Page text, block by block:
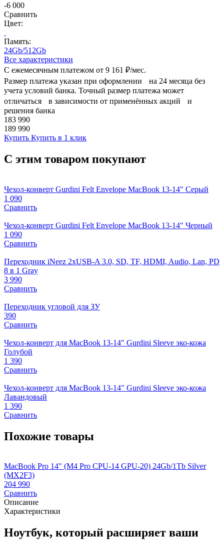
-6 000
Сравнить
Цвет:
Память:
24Gb/512Gb
Все характеристики
С ежемесячным платежом от 9 161 ₽/мес.
Размер платежа указан при оформлении на 24 месяца без
учета условий банка. Точный размер платежа может
отличаться в зависимости от применённых акций и
решения банка
183 990
189 990
Купить Купить в 1 клик
С этим товаром покупают
Чехол-конверт Gurdini Felt Envelope MacBook 13-14" Серый
1 090
Сравнить
Чехол-конверт Gurdini Felt Envelope MacBook 13-14" Черный
1 090
Сравнить
Переходник iNeez 2xUSB-A 3.0, SD, TF, HDMI, Audio, Lan, PD
8 в 1 Gray
3 990
Сравнить
Переходник угловой для ЗУ
390
Сравнить
Чехол-конверт для MacBook 13-14" Gurdini Sleeve эко-кожа
Голубой
1 390
Сравнить
Чехол-конверт для MacBook 13-14" Gurdini Sleeve эко-кожа
Лавандовый
1 390
Сравнить
Похожие товары
MacBook Pro 14" (M4 Pro CPU-14 GPU-20) 24Gb/1Tb Silver
(MX2F3)
204 990
Сравнить
Описание
Характеристики
Ноутбук, который расширяет ваши